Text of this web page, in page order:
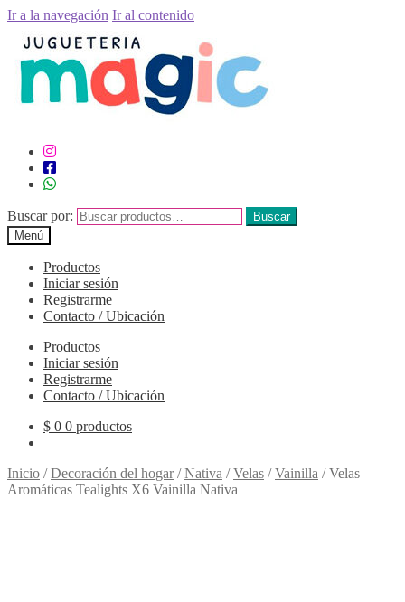
Ir a la navegación Ir al contenido
Buscar por:
Buscar
Menú
Productos
Iniciar sesión
Registrarme
Contacto / Ubicación
Productos
Iniciar sesión
Registrarme
Contacto / Ubicación
$ 0 0 productos
Inicio /Decoración del hogar/Nativa /Velas /Vainilla /Velas
Aromáticas Tealights X6 Vainilla Nativa